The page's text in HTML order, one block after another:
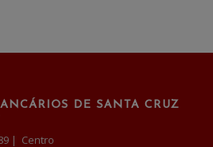
DE SANTA CRUZ
| Centro